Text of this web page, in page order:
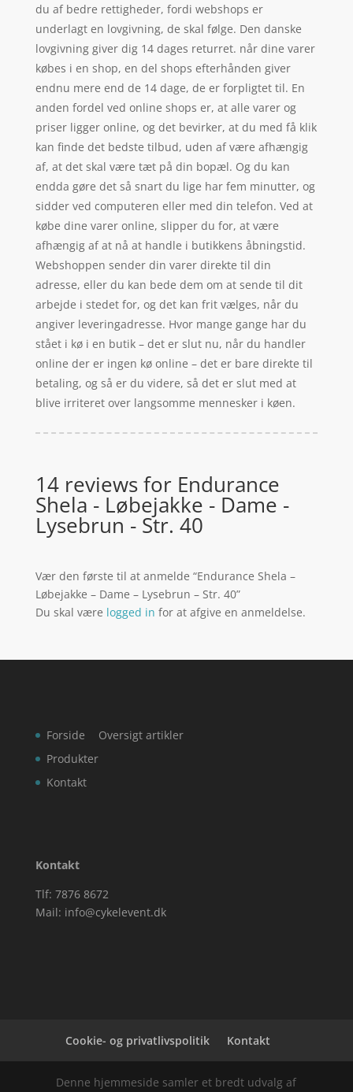
du af bedre rettigheder, fordi webshops er
underlagt en lovgivning, de skal følge. Den danske
lovgivning giver dig 14 dages returret. når dine varer
købes i en shop, en del shops efterhånden giver
endnu mere end de 14 dage, de er forpligtet til. En
anden fordel ved online shops er, at alle varer og
priser ligger online, og det bevirker, at du med få klik
kan finde det bedste tilbud, uden af være afhængig
af, at det skal være tæt på din bopæl. Og du kan
endda gøre det så snart du lige har fem minutter, og
sidder ved computeren eller med din telefon. Ved at
købe dine varer online, slipper du for, at være
afhængig af at nå at handle i butikkens åbningstid.
Webshoppen sender din varer direkte til din
adresse, eller du kan bede dem om at sende til dit
arbejde i stedet for, og det kan frit vælges, når du
angiver leveringadresse. Hvor mange gange har du
stået i kø i en butik – det er slut nu, når du handler
online der er ingen kø online – det er bare direkte til
betaling, og så er du videre, så det er slut med at
blive irriteret over langsomme mennesker i køen.
14 reviews for Endurance
Shela - Løbejakke - Dame -
Lysebrun - Str. 40
Vær den første til at anmelde “Endurance Shela –
Løbejakke – Dame – Lysebrun – Str. 40”
Du skal være logged in for at afgive en anmeldelse.
Forside
Produkter
Kontakt
Oversigt artikler
Kontakt
Tlf: 7876 8672
Mail: info@cykelevent.dk
Cookie- og privatlivspolitik Kontakt
Denne hjemmeside samler et bredt udvalg af